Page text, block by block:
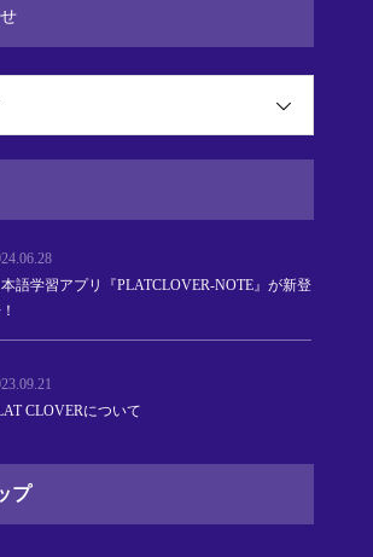
本語学習アプリ『PLATCLOVER-NOTE』が新登
CLOVERについて
プ